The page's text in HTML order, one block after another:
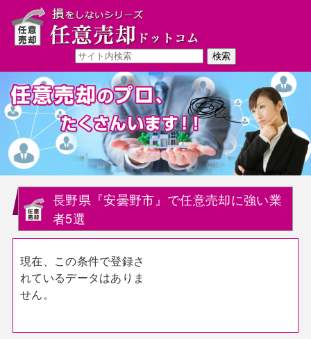
長野県『安曇野市』で任意売却に強い業
者5選
現在、この条件で登録さ
れているデータはありま
せん。